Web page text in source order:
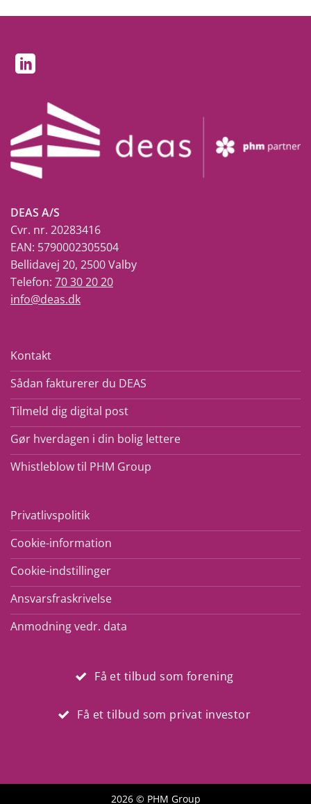
DEAS A/S
Cvr. nr. 20283416
EAN: 5790002305504
Bellidavej 20, 2500 Valby
Telefon: 70 30 20 20
info@deas.dk
Kontakt
Sådan fakturerer du DEAS
Tilmeld dig digital post
Gør hverdagen i din bolig lettere
Whistleblow til PHM Group
Privatlivspolitik
Cookie-information
Cookie-indstillinger
Ansvarsfraskrivelse
Anmodning vedr. data
Få et tilbud som forening
Få et tilbud som privat investor
2026 © PHM Group